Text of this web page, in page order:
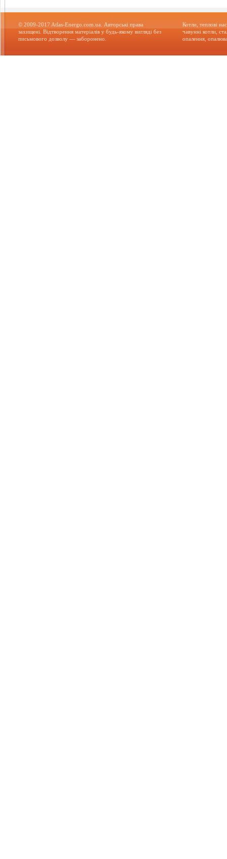
© 2009-2017 Atlas-Energo.com.ua. Авторські права
захищені. Відтворення матеріалів у будь-якому вигляді без
письмового дозволу — заборонено.
Котли, теплові
чавунні котли,
опалення,